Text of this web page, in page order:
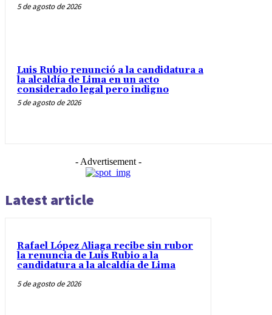
5 de agosto de 2026
Luis Rubio renunció a la candidatura a
la alcaldía de Lima en un acto
considerado legal pero indigno
5 de agosto de 2026
- Advertisement -
Latest article
Rafael López Aliaga recibe sin rubor
la renuncia de Luis Rubio a la
candidatura a la alcaldía de Lima
5 de agosto de 2026